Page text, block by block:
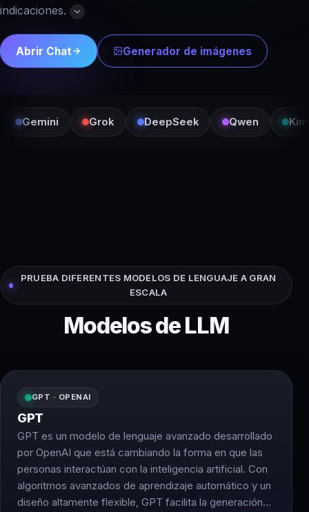
indicaciones.
Abrir Chat Generador de imágenes
Grok DeepSeek Qwen Kimi
PRUEBA DIFERENTES MODELOS DE LENGUAJE A GRAN
ESCALA
Modelos de LLM
GPT · OPENAI
GPT
GPT es un modelo de lenguaje avanzado desarrollado
por OpenAI que está cambiando la forma en que las
personas interactúan con la inteligencia artificial. Con
algoritmos avanzados de aprendizaje automático y un
diseño altamente flexible, GPT facilita la generación